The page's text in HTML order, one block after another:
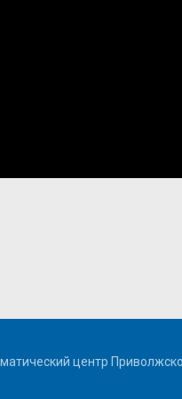
центр